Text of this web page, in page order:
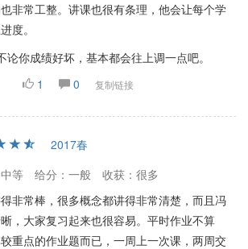
非常工整。讲课也很有条理，他会让每个学
度。
你成绩好坏，基本都会往上调一点吧。
1 0 复制链接
2017春
等 给分：一般
收获：很多
非常棒，很多概念都讲得非常清楚，而且冯
，大家复习起来也很容易。平时作业不算
重点的作业题而已，一周上一次课，两周交